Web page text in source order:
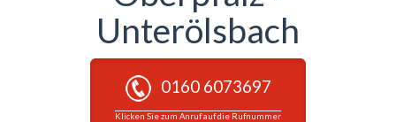
Unterölsbach
0160 6073697
Klicken Sie zum Anruf auf die Rufnummer